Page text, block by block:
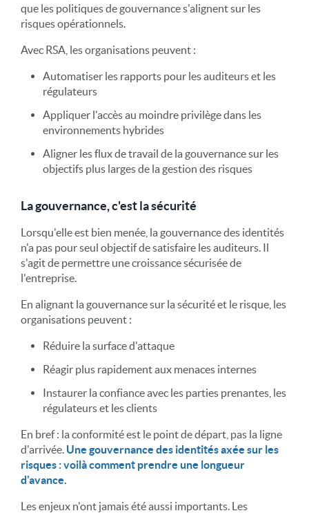
que les politiques de gouvernance s'alignent sur les
risques opérationnels.
Avec RSA, les organisations peuvent :
Automatiser les rapports pour les auditeurs et les
régulateurs
Appliquer l'accès au moindre privilège dans les
environnements hybrides
Aligner les flux de travail de la gouvernance sur les
objectifs plus larges de la gestion des risques
La gouvernance, c'est la sécurité
Lorsqu'elle est bien menée, la gouvernance des identités
n'a pas pour seul objectif de satisfaire les auditeurs. Il
s'agit de permettre une croissance sécurisée de
l'entreprise.
En alignant la gouvernance sur la sécurité et le risque, les
organisations peuvent :
Réduire la surface d'attaque
Réagir plus rapidement aux menaces internes
Instaurer la confiance avec les parties prenantes, les
régulateurs et les clients
En bref : la conformité est le point de départ, pas la ligne
d'arrivée. Une gouvernance des identités axée sur les
risques : voilà comment prendre une longueur
d'avance.
Les enjeux n'ont jamais été aussi importants. Les